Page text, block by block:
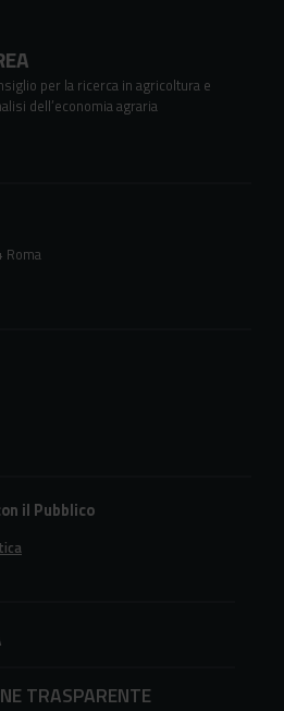
per la ricerca in agricoltura e
dell’economia agraria
Roma
il Pubblico
TRASPARENTE